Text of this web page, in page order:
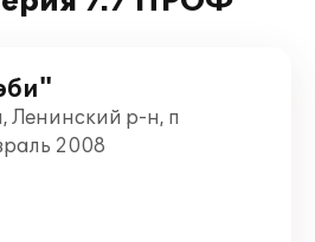
Ленинский р-н, п
2008